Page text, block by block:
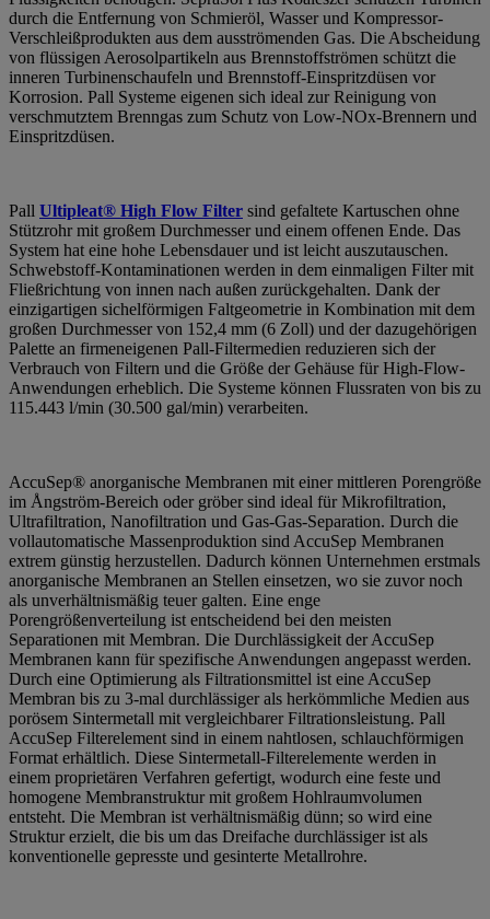
durch die Entfernung von Schmieröl, Wasser und Kompressor-
Verschleißprodukten aus dem ausströmenden Gas. Die Abscheidung
von flüssigen Aerosolpartikeln aus Brennstoffströmen schützt die
inneren Turbinenschaufeln und Brennstoff-Einspritzdüsen vor
Korrosion. Pall Systeme eigenen sich ideal zur Reinigung von
verschmutztem Brenngas zum Schutz von Low-NOx-Brennern und
Einspritzdüsen.
Pall Ultipleat® High Flow Filter sind gefaltete Kartuschen ohne
Stützrohr mit großem Durchmesser und einem offenen Ende. Das
System hat eine hohe Lebensdauer und ist leicht auszutauschen.
Schwebstoff-Kontaminationen werden in dem einmaligen Filter mit
Fließrichtung von innen nach außen zurückgehalten. Dank der
einzigartigen sichelförmigen Faltgeometrie in Kombination mit dem
großen Durchmesser von 152,4 mm (6 Zoll) und der dazugehörigen
Palette an firmeneigenen Pall-Filtermedien reduzieren sich der
Verbrauch von Filtern und die Größe der Gehäuse für High-Flow-
Anwendungen erheblich. Die Systeme können Flussraten von bis zu
115.443 l/min (30.500 gal/min) verarbeiten.
AccuSep® anorganische Membranen mit einer mittleren Porengröße
im Ångström-Bereich oder gröber sind ideal für Mikrofiltration,
Ultrafiltration, Nanofiltration und Gas-Gas-Separation. Durch die
vollautomatische Massenproduktion sind AccuSep Membranen
extrem günstig herzustellen. Dadurch können Unternehmen erstmals
anorganische Membranen an Stellen einsetzen, wo sie zuvor noch
als unverhältnismäßig teuer galten. Eine enge
Porengrößenverteilung ist entscheidend bei den meisten
Separationen mit Membran. Die Durchlässigkeit der AccuSep
Membranen kann für spezifische Anwendungen angepasst werden.
Durch eine Optimierung als Filtrationsmittel ist eine AccuSep
Membran bis zu 3-mal durchlässiger als herkömmliche Medien aus
porösem Sintermetall mit vergleichbarer Filtrationsleistung. Pall
AccuSep Filterelement sind in einem nahtlosen, schlauchförmigen
Format erhältlich. Diese Sintermetall-Filterelemente werden in
einem proprietären Verfahren gefertigt, wodurch eine feste und
homogene Membranstruktur mit großem Hohlraumvolumen
entsteht. Die Membran ist verhältnismäßig dünn; so wird eine
Struktur erzielt, die bis um das Dreifache durchlässiger ist als
konventionelle gepresste und gesinterte Metallrohre.